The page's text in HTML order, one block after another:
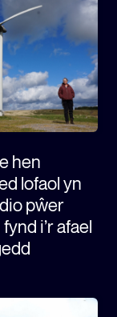
hen
lofaol yn
pŵer
i’r afael